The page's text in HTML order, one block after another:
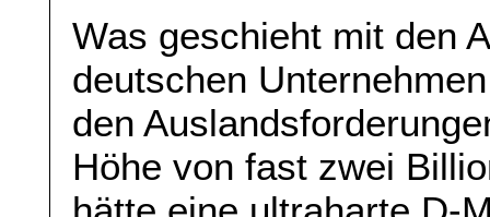
Was geschieht mit den
deutschen
den
Höhe von fast zwei